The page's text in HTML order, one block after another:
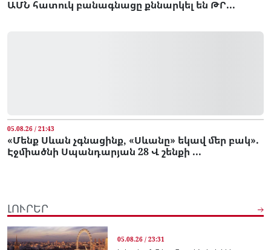
ԱՄՆ հատուկ բանագնացը քննարկել են ԹՐ...
05.08.26 / 21:43
«Մենք Սևան չգնացինք, «Սևանը» եկավ մեր բակ».
Էջմիածնի Սպանդարյան 28 Վ շենքի ...
ԼՈՒՐԵՐ
05.08.26 / 23:31